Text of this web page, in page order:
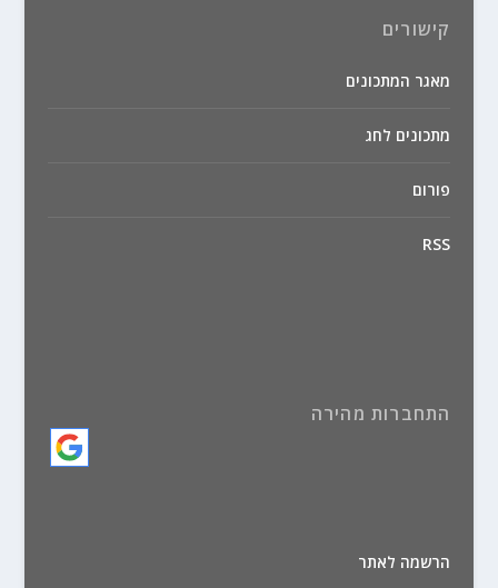
קישורים
מאגר המתכונים
מתכונים לחג
פורום
RSS
התחברות מהירה
הרשמה לאתר